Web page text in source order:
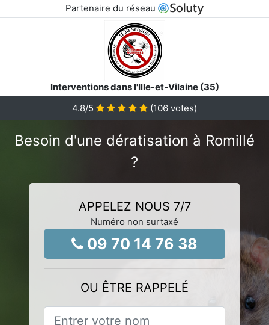
Partenaire du réseau
Interventions dans l'Ille-et-Vilaine (35)
4.8/5 (106 votes)
Besoin d'une dératisation à Romillé
?
APPELEZ NOUS 7/7
Numéro non surtaxé
09 70 14 76 38
OU ÊTRE RAPPELÉ